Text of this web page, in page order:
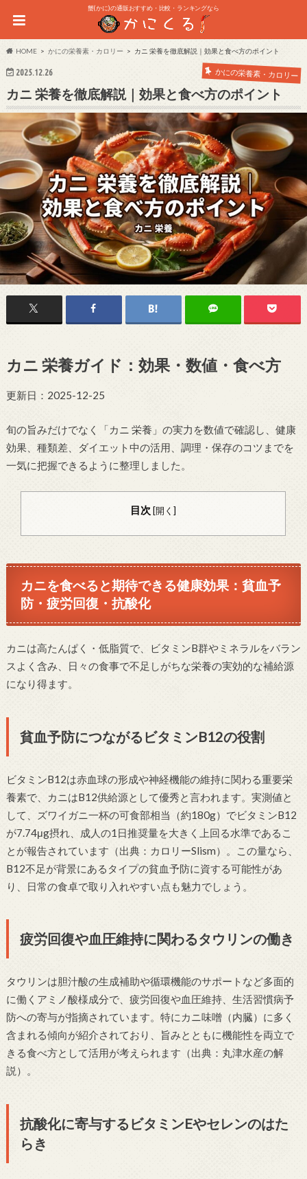
蟹(かに)の通販おすすめ・比較・ランキングなら
HOME かにの栄養素・カロリー カニ 栄養を徹底解説｜効果と食べ方のポイント
2025.12.26 かにの栄養素・カロリー
カニ 栄養を徹底解説｜効果と食べ方のポイント
カニ 栄養ガイド：効果・数値・食べ方
更新日：2025-12-25
旬の旨みだけでなく「カニ 栄養」の実力を数値で確認し、健康
効果、種類差、ダイエット中の活用、調理・保存のコツまでを
一気に把握できるように整理しました。
目次 [開く]
カニを食べると期待できる健康効果：貧血予
防・疲労回復・抗酸化
カニは高たんぱく・低脂質で、ビタミンB群やミネラルをバラン
スよく含み、日々の食事で不足しがちな栄養の実効的な補給源
になり得ます。
貧血予防につながるビタミンB12の役割
ビタミンB12は赤血球の形成や神経機能の維持に関わる重要栄
養素で、カニはB12供給源として優秀と言われます。実測値と
して、ズワイガニ一杯の可食部相当（約180g）でビタミンB12
が7.74μg摂れ、成人の1日推奨量を大きく上回る水準であるこ
とが報告されています（出典：カロリーSlism）。この量なら、
B12不足が背景にあるタイプの貧血予防に資する可能性があ
り、日常の食卓で取り入れやすい点も魅力でしょう。
疲労回復や血圧維持に関わるタウリンの働き
タウリンは胆汁酸の生成補助や循環機能のサポートなど多面的
に働くアミノ酸様成分で、疲労回復や血圧維持、生活習慣病予
防への寄与が指摘されています。特にカニ味噌（内臓）に多く
含まれる傾向が紹介されており、旨みとともに機能性を両立で
きる食べ方として活用が考えられます（出典：丸津水産の解
説）。
抗酸化に寄与するビタミンEやセレンのはた
らき